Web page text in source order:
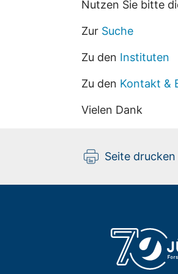
Nutzen Sie bitte
Zur Suche
Zu den Instituten
Zu den Kontakt &
Vielen Dank
Seite drucken